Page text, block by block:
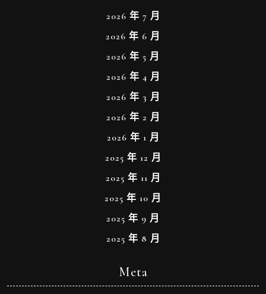
2026 年 7 月
2026 年 6 月
2026 年 5 月
2026 年 4 月
2026 年 3 月
2026 年 2 月
2026 年 1 月
2025 年 12 月
2025 年 11 月
2025 年 10 月
2025 年 9 月
2025 年 8 月
Meta